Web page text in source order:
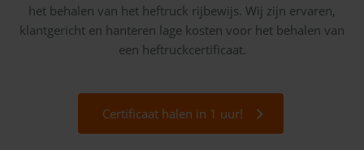
het behalen van het heftruck rijbewijs. Wij zijn ervaren,
klantgericht en hanteren lage kosten voor het behalen van
een heftruckcertificaat.
Certificaat halen in 1 uur!